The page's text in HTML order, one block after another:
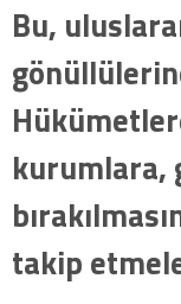
Bu,
kurumlara,
takip